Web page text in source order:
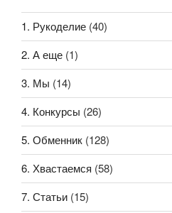
1. Рукоделие (40)
2. А еще (1)
3. Мы (14)
4. Конкурсы (26)
5. Обменник (128)
6. Хвастаемся (58)
7. Статьи (15)